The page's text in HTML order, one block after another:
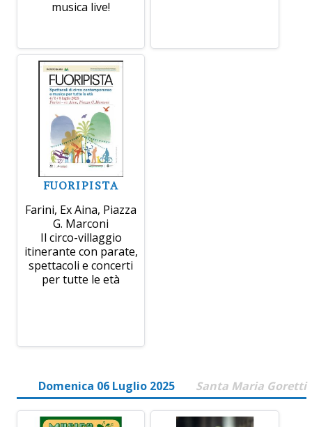
musica live!
FUORIPISTA
Farini, Ex Aina, Piazza
G. Marconi
Il circo-villaggio
itinerante con parate,
spettacoli e concerti
per tutte le età
Domenica 06 Luglio 2025 Santa Maria Goretti